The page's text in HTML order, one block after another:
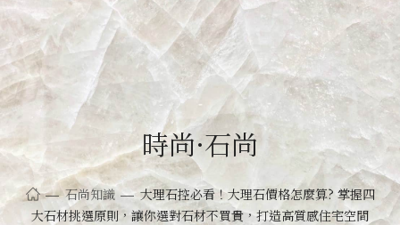
時尚·石尚
石尚知識
大理石控必看！大理石價格怎麼算? 掌握四
大石材挑選原則，讓你選對石材不買貴，打造高質感住宅空間